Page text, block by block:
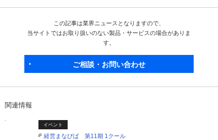
この記事は業界ニュースとなりますので、
当サイトではお取り扱いのない製品・サービスの場合がありま
す。
ご相談・お問い合わせ
関連情報
イベント
経営まなびば 第11期 1クール